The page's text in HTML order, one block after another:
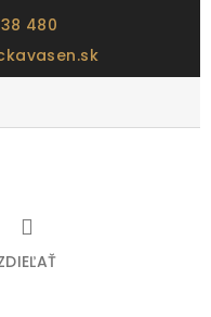
480